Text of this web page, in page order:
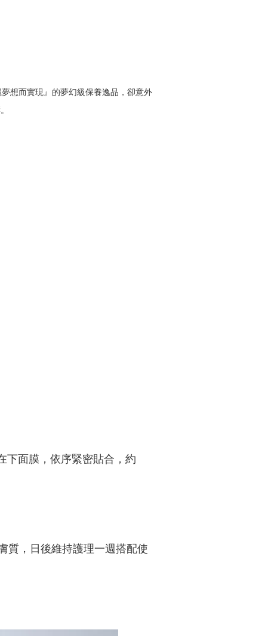
想而實現』的夢幻級保養逸品，卻意外
下面膜，依序緊密貼合，約
質，日後維持護理一週搭配使